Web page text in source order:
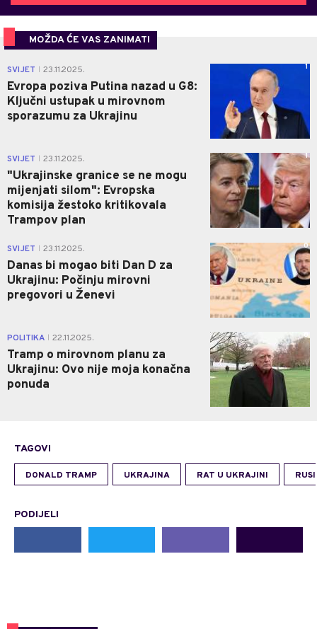
MOŽDA ĆE VAS ZANIMATI
SVIJET 23.11.2025.
Evropa poziva Putina nazad u G8:
Ključni ustupak u mirovnom
sporazumu za Ukrajinu
1
SVIJET 23.11.2025.
"Ukrajinske granice se ne mogu
mijenjati silom": Evropska
komisija žestoko kritikovala
Trampov plan
1
SVIJET 23.11.2025.
Danas bi mogao biti Dan D za
Ukrajinu: Počinju mirovni
pregovori u Ženevi
0
POLITIKA 22.11.2025.
Tramp o mirovnom planu za
Ukrajinu: Ovo nije moja konačna
ponuda
0
TAGOVI
DONALD TRAMP UKRAJINA RAT U UKRAJINI
PODIJELI